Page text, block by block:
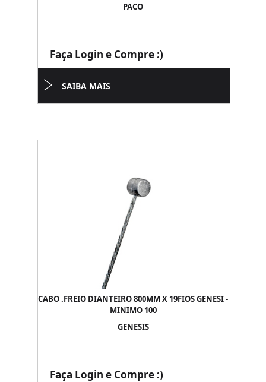
PACO
Faça Login e Compre :)
SAIBA MAIS
CABO .FREIO DIANTEIRO 800MM X 19FIOS GENESI -
MINIMO 100
GENESIS
Faça Login e Compre :)